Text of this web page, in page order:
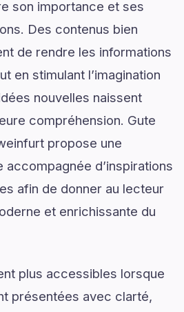
son importance et ses
Des contenus bien
de rendre les informations
en stimulant l’imagination
nouvelles naissent
compréhension. Gute
propose une
d’inspirations
afin de donner au lecteur
et enrichissante du
plus accessibles lorsque
présentées avec clarté,